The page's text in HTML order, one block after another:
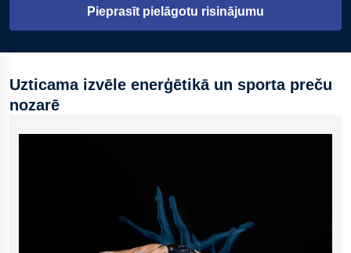
Pieprasīt pielāgotu risinājumu
Uzticama izvēle enerģētikā un sporta preču
nozarē